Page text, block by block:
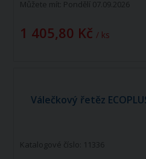
Můžete mít: Pondělí 07.09.2026
1 405,80 Kč / ks
Válečkový řetěz
Katalogové číslo: 11336